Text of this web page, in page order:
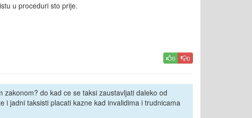
u proceduri sto prije.
0 0
zakonom? do kad ce se taksi zaustavljati daleko od
i jadni taksisti placati kazne kad invalidima i trudnicama